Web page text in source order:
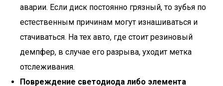
аварии. Если диск постоянно грязный, то зубья по
естественным причинам могут изнашиваться и
стачиваться. На тех авто, где стоит резиновый
демпфер, в случае его разрыва, уходит метка
отслеживания.
Повреждение светодиода либо элемента